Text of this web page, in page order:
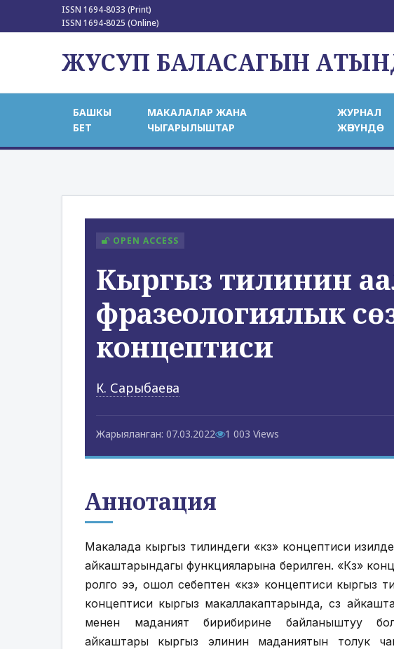
ISSN 1694-8033 (Print)
ISSN 1694-8025 (Online)
ЖУСУП БАЛАСАГЫН
БАШКЫ
БЕТ
МАКАЛАЛАР ЖАНА
ЧЫГАРЫЛЫШТАР
ЖУРНАЛ
ЖӨНҮНДӨ
OPEN ACCESS
Кыргыз тилинин
фразеологиялык
концептиси
К. Сарыбаева
Жарыяланган: 07.03.2022 1 003 Views
Аннотация
Макалада кыргыз тилиндеги «көз» концептиси
айкаштарындагы функцияларына берилген. «Көз»
ролго ээ, ошол себептен «көз» концептиси кыргыз
концептиси кыргыз макаллакаптарында, сөз
менен маданият бирибирине байланыштуу
айкаштары кыргыз элинин маданиятын толук